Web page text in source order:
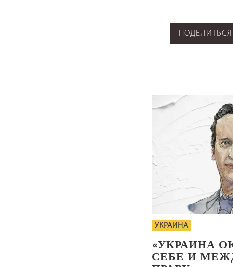
ПОДЕЛИТЬСЯ
УКРАИНА
«УКРАИНА
СЕБЕ И